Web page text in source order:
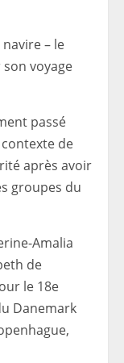
– le
voyage
passé
contexte de
après avoir
groupes du